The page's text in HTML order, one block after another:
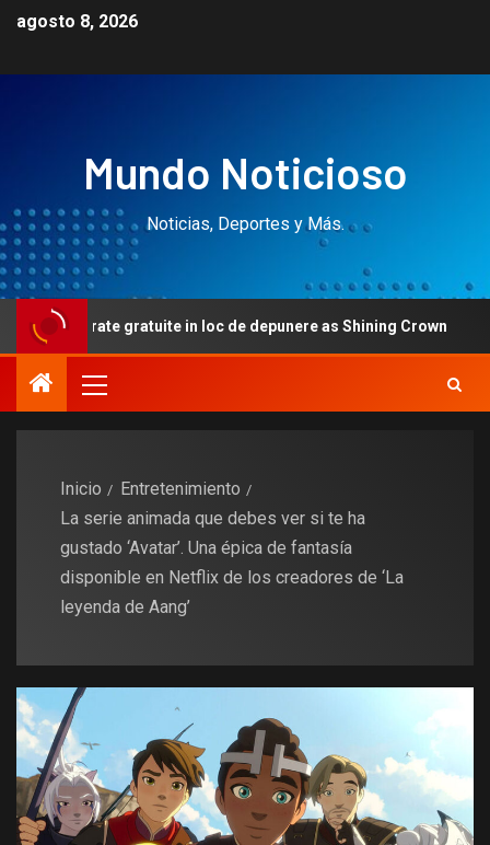
agosto 8, 2026
Mundo Noticioso
Noticias, Deportes y Más.
gratuite in loc de depunere as Shining Crown Cel
Inicio
Entretenimiento
La serie animada que debes ver si te ha
gustado ‘Avatar’. Una épica de fantasía
disponible en Netflix de los creadores de ‘La
leyenda de Aang’